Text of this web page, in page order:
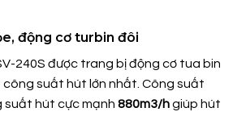
động cơ turbin đôi
240S được trang bị động cơ tua bin
suất hút lớn nhất. Công suất
suất hút cực mạnh 880m3/hgiúp hút